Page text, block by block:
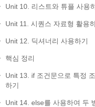
Unit 10. 리스트와 튜플 사용
Unit 11. 시퀀스 자료형 활용
Unit 12. 딕셔너리 사용하기
핵심 정리
Unit 13. if 조건문으로 특정
하기
Unit 14. else를 사용하여 두